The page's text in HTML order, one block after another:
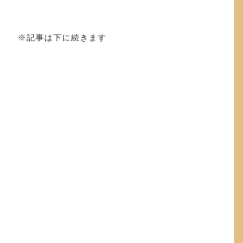
※記事は下に続きます